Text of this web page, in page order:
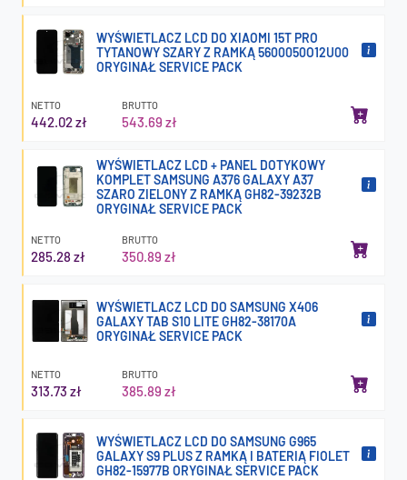
WYŚWIETLACZ LCD DO XIAOMI 15T PRO
TYTANOWY SZARY Z RAMKĄ 5600050O12U00
ORYGINAŁ SERVICE PACK
NETTO
442.02 zł
BRUTTO
543.69 zł
WYŚWIETLACZ LCD + PANEL DOTYKOWY
KOMPLET SAMSUNG A376 GALAXY A37
SZARO ZIELONY Z RAMKĄ GH82-39232B
ORYGINAŁ SERVICE PACK
NETTO
285.28 zł
BRUTTO
350.89 zł
WYŚWIETLACZ LCD DO SAMSUNG X406
GALAXY TAB S10 LITE GH82-38170A
ORYGINAŁ SERVICE PACK
NETTO
313.73 zł
BRUTTO
385.89 zł
WYŚWIETLACZ LCD DO SAMSUNG G965
GALAXY S9 PLUS Z RAMKĄ I BATERIĄ FIOLET
GH82-15977B ORYGINAŁ SERVICE PACK